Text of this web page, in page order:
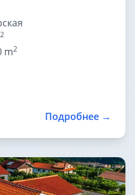
2
m2
Подробнее →